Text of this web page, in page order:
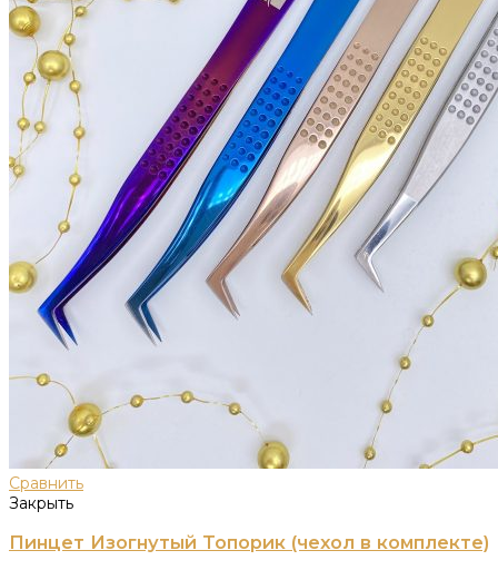
Сравнить
Закрыть
Пинцет Изогнутый Топорик (чехол в комплекте)